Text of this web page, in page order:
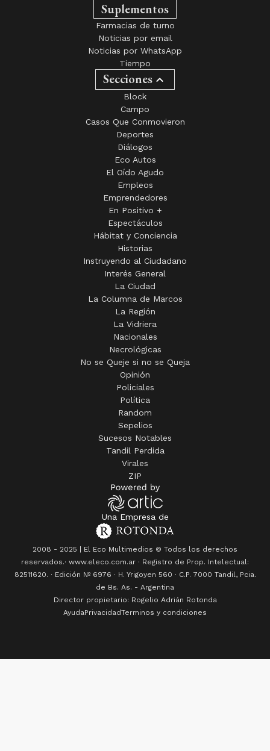
Suplementos
Farmacias de turno
Noticias por email
Noticias por WhatsApp
Tiempo
Secciones
Block
Campo
Casos Que Conmovieron
Deportes
Diálogos
Eco Autos
El Oído Agudo
Empleos
Emprendedores
En Positivo +
Espectáculos
Hábitat y Conciencia
Historias
Instruyendo al Ciudadano
Interés General
La Ciudad
La Columna de Marcos
La Región
La Vidriera
Nacionales
Necrológicas
No se Queje si no se Queja
Opinión
Policiales
Política
Random
Sepelios
Sucesos Notables
Tandil Perdida
Virales
ZIP
Una Empresa de
2008 - 2025 | El Eco Multimedios © Todos los derechos
reservados.· www.eleco.com.ar · Registro de Prop. Intelectual:
82511620. · Edición Nº 6976 · H. Yrigoyen 560 · C.P. 7000 Tandil, Pcia.
de Bs. As. - Argentina
Director propietario: Rogelio Adrián Rotonda
AyudaPrivacidadTerminos y condiciones